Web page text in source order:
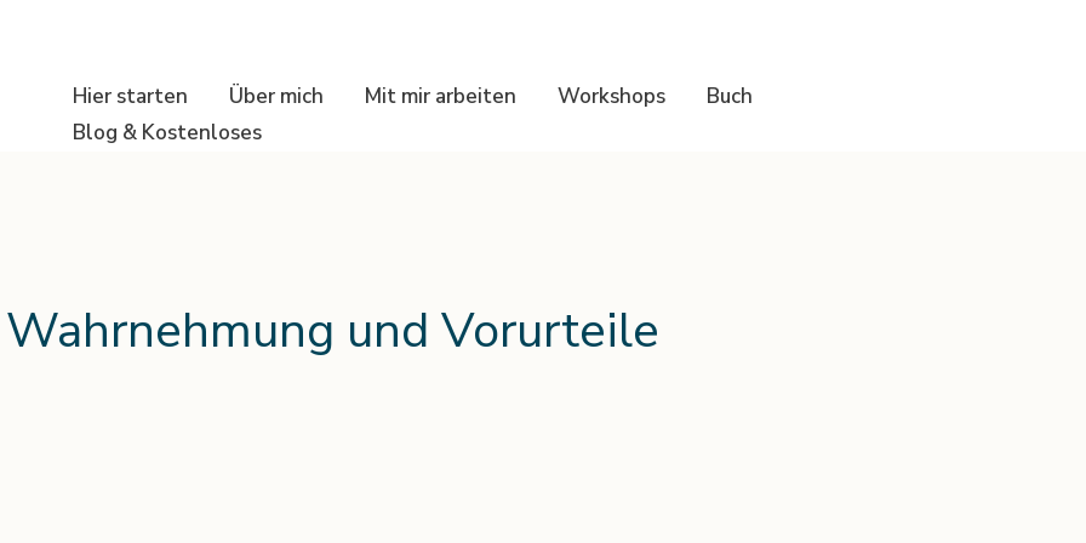
Hier starten Über mich Mit mir arbeiten Workshops
Buch
Blog & Kostenloses
und Vorurteile